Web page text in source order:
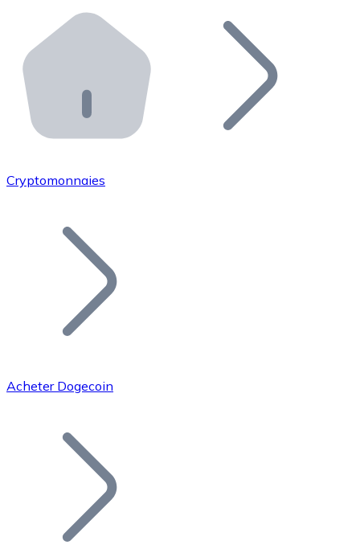
Distributeurs automatiques Bitnovo
Intégrez un ATM Bitnovo dans votre entreprise et
API Bitnovo
Intégrez notre API dans votre écosystème.
Rejoignez notre réseau de distributeurs et
Ajoutez le token de votre projet à notre service
Bitcoin
Cryptomonnaies
Acheter Dogecoin